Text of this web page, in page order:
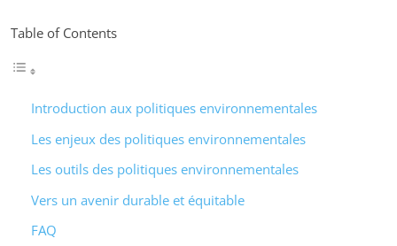
Table of Contents
Introduction aux politiques environnementales
Les enjeux des politiques environnementales
Les outils des politiques environnementales
Vers un avenir durable et équitable
FAQ